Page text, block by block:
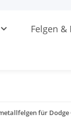
Felgen &
für Dodge